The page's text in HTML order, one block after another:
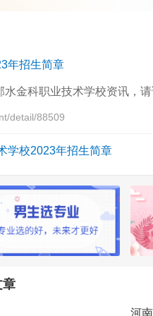
年招生简章
金科职业技术学校资讯，请
detail/88509
学校2023年招生简章
章
河